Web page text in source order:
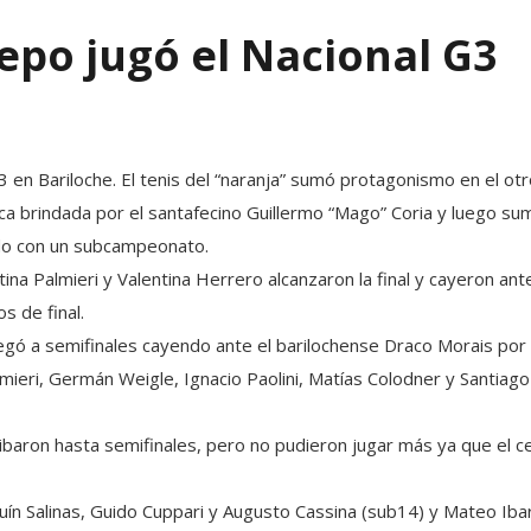
jugó el Nacional G3
Bariloche. El tenis del “naranja” sumó protagonismo en el
brindada por el santafecino Guillermo “Mago” Coria y luego
con un subcampeonato.
Palmieri y Valentina Herrero alcanzaron la final y cayeron
de final.
a semifinales cayendo ante el barilochense Draco Morais
Germán Weigle, Ignacio Paolini, Matías Colodner y
hasta semifinales, pero no pudieron jugar más ya que el
Salinas, Guido Cuppari y Augusto Cassina (sub14) y Mateo